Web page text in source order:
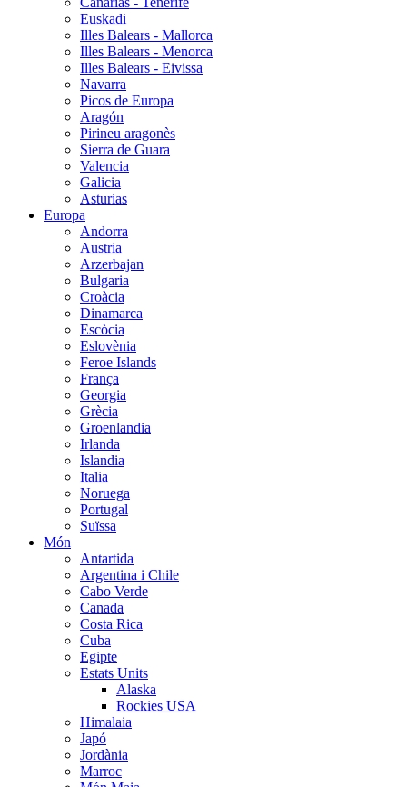
Euskadi
Illes Balears - Mallorca
Illes Balears - Menorca
Illes Balears - Eivissa
Navarra
Picos de Europa
Aragón
Pirineu aragonès
Sierra de Guara
Valencia
Galicia
Asturias
Europa
Andorra
Austria
Arzerbajan
Bulgaria
Croàcia
Dinamarca
Escòcia
Eslovènia
Feroe Islands
França
Georgia
Grècia
Groenlandia
Irlanda
Islandia
Italia
Noruega
Portugal
Suïssa
Món
Antartida
Argentina i Chile
Cabo Verde
Canada
Costa Rica
Cuba
Egipte
Estats Units
Alaska
Rockies USA
Himalaia
Japó
Jordània
Marroc